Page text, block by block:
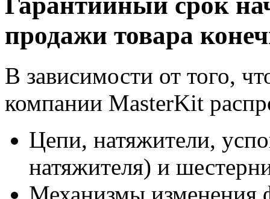
продажи товара
В зависимости от того,
компании MasterKit
Цепи, натяжители,
натяжителя) и